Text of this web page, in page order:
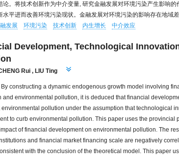
论。将技术创新作为中介变量, 研究金融发展对环境污染产生影响
水平进而改善环境污染现状。金融发展对环境污染的影响存在地域差
发展 环境污染 技术创新 内生增长 中介效应
Development, Technological
Rui , LIU Ting
By constructing a dynamic endogenous growth model involving
and environmental pollution, it is deduced that financial
pollution under the assumption that technological
to curb environmental pollution. This paper uses the provincial
of financial development on environmental pollution. The
and financial market financing scale are negatively
with the conclusion of the theoretical model. This paper